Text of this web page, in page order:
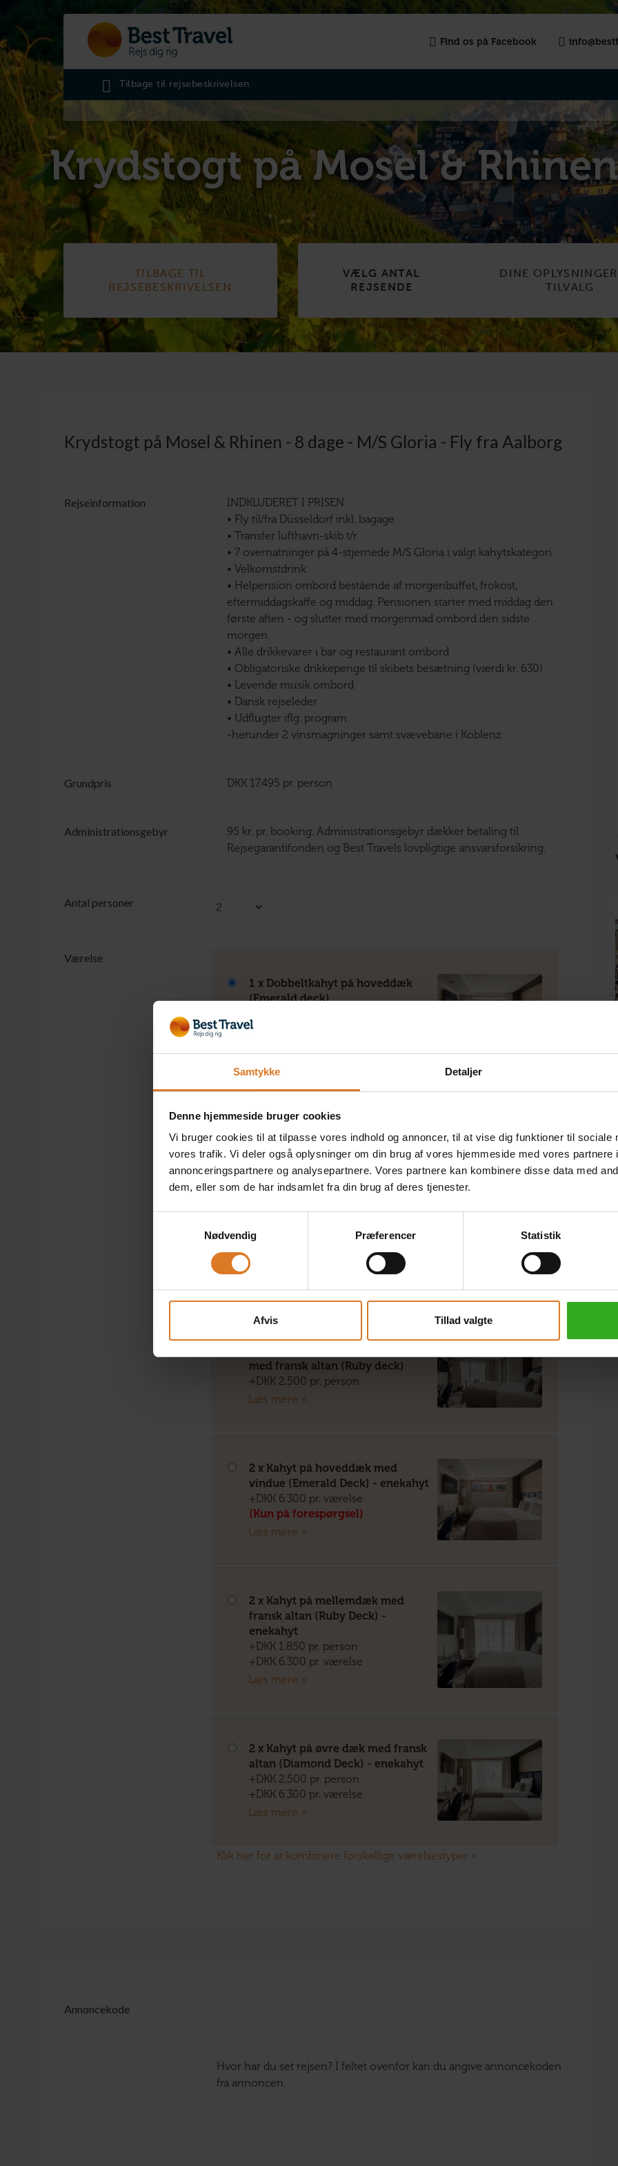
Samtykke Detaljer
Denne hjemmeside bruger cookies
Vi bruger cookies til at tilpasse vores indhold og annoncer, til at vise dig funktioner til sociale
vores trafik. Vi deler også oplysninger om din brug af vores hjemmeside med vores partnere
annonceringspartnere og analysepartnere. Vores partnere kan kombinere disse data med
dem, eller som de har indsamlet fra din brug af deres tjenester.
Nødvendig
Præferencer Statistik
Afvis Tillad valgte
Find os på Facebook
Tilbage til rejsebeskrivelsen
Krydstogt på Mosel &
TILBAGE TIL
REJSEBESKRIVELSEN
VÆLG ANTAL
REJSENDE
DINE
TILVALG
Krydstogt på Mosel & Rhinen - 8 dage - M/S Gloria - Fly fra Aalborg
Rejseinformation
INDKLUDERET I PRISEN:
• Fly til/fra Düsseldorf inkl. bagage
• Transfer lufthavn-skib t/r
• 7 overnatninger på 4-stjernede M/S Gloria i valgt kahytskategori
• Velkomstdrink
• Helpension ombord bestående af morgenbuffet, frokost,
eftermiddagskaffe og middag. Pensionen starter med middag den
første aften - og slutter med morgenmad ombord den sidste
morgen.
• Alle drikkevarer i bar og restaurant ombord
• Obligatoriske drikkepenge til skibets besætning (værdi kr. 630)
• Levende musik ombord
• Dansk rejseleder
• Udflugter iflg. program
-herunder 2 vinsmagninger samt svævebane i Koblenz
Grundpris DKK 17.495 pr. person
Administrationsgebyr
95 kr. pr. booking. Administrationsgebyr dækker betaling til
Rejsegarantifonden og Best Travels lovpligtige ansvarsforsikring.
Antal personer
Værelse
1 x Dobbeltkahyt på hoveddæk
(Emerald deck)
(Kun på forespørgsel)
1 x Kahyt på mellemdæk med
fransk altan (Ruby Deck)
+DKK 1.850 pr. person
Læs mere »
1 x Kahyt på øvre dæk med fransk
+DKK 2.500 pr. person
med fransk altan (Ruby deck)
+DKK 2.500 pr. person
Læs mere »
2 x Kahyt på hoveddæk med
vindue (Emerald Deck) - enekahyt
+DKK 6.300 pr. værelse
(Kun på forespørgsel)
Læs mere »
2 x Kahyt på mellemdæk med
fransk altan (Ruby Deck) -
enekahyt
+DKK 1.850 pr. person
+DKK 6.300 pr. værelse
Læs mere »
2 x Kahyt på øvre dæk med fransk
altan (Diamond Deck) - enekahyt
+DKK 2.500 pr. person
+DKK 6.300 pr. værelse
Læs mere »
Klik her for at kombinere forskellige værelsestyper »
Annoncekode
Hvor har du set rejsen? I feltet ovenfor kan du angive annoncekoden
fra annoncen.